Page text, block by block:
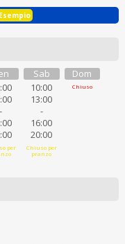
Esempio
-
per
Sab
10:00
13:00
-
16:00
20:00
Chiuso per
pranzo
Dom
Chiuso